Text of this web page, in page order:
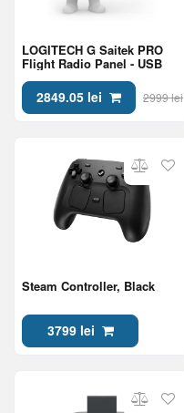
LOGITECH G Saitek PRO
Flight Radio Panel - USB
2849.05 lei 2999 lei
Steam Controller, Black
3799 lei